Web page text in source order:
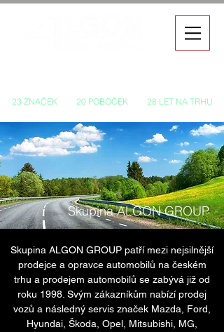
23 ZNAČEK 20 POBOČEK 28 LET NA TRHU
Skupina ALGON GROUP
Skupina ALGON GROUP patří mezi nejsilnější
prodejce a opravce automobilů na českém
trhu a prodejem automobilů se zabývá již od
roku 1998. Svým zákazníkům nabízí prodej
vozů a následný servis značek Mazda, Ford,
Hyundai, Škoda, Opel, Mitsubishi, MG,